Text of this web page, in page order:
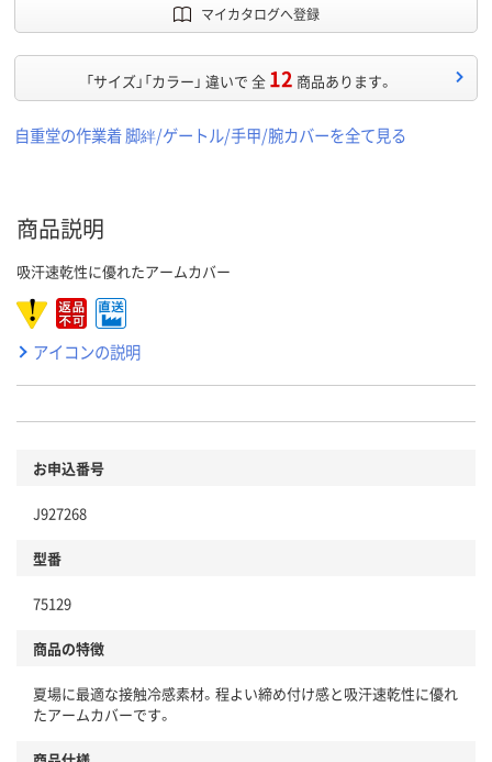
マイカタログへ登録
「サイズ」「カラー」 違いで 全 12 商品あります。
自重堂の作業着 脚絆/ゲートル/手甲/腕カバーを全て見る
商品説明
吸汗速乾性に優れたアームカバー
アイコンの説明
お申込番号
J927268
型番
75129
商品の特徴
夏場に最適な接触冷感素材。程よい締め付け感と吸汗速乾性に優れ
たアームカバーです。